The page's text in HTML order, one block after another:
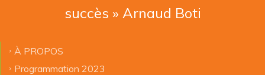
succès » Arnaud Boti
À PROPOS
Programmation 2023